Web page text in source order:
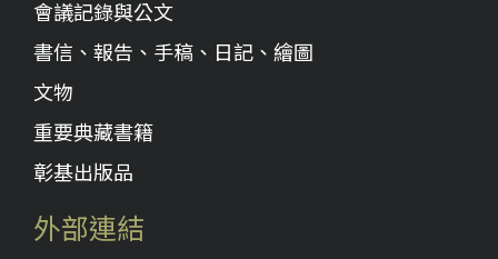
會議記錄與公文
書信、報告、手稿、日記、繪圖
文物
重要典藏書籍
彰基出版品
外部連結